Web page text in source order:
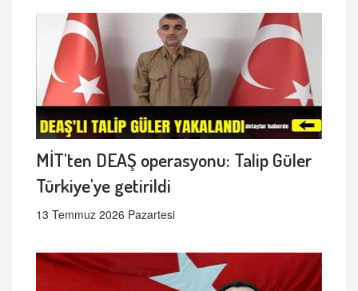
MİT'ten DEAŞ operasyonu: Talip Güler
Türkiye'ye getirildi
13 Temmuz 2026 Pazartesi